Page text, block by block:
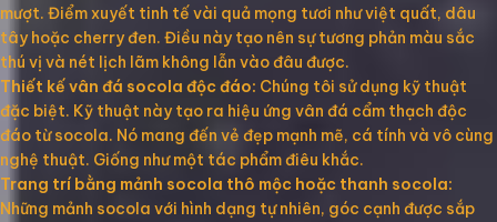
mượt. Điểm xuyết tinh tế vài quả mọng tươi như việt quất, dâu
tây hoặc cherry đen. Điều này tạo nên sự tương phản màu sắc
thú vị và nét lịch lãm không lẫn vào đâu được.
Thiết kế vân đá socola độc đáo: Chúng tôi sử dụng kỹ thuật
đặc biệt. Kỹ thuật này tạo ra hiệu ứng vân đá cẩm thạch độc
đáo từ socola. Nó mang đến vẻ đẹp mạnh mẽ, cá tính và vô cùng
nghệ thuật. Giống như một tác phẩm điêu khắc.
Trang trí bằng mảnh socola thô mộc hoặc thanh socola:
Những mảnh socola với hình dạng tự nhiên, góc cạnh được sắp